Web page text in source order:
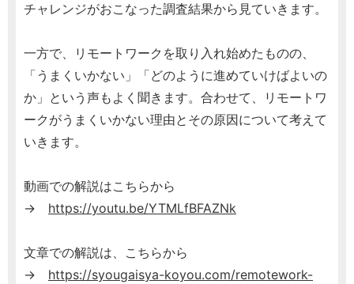
チャレンジがおこなった調査結果から見ていきます。
一方で、リモートワークを取り入れ始めたものの、
「うまくいかない」「どのように進めていけばよいの
か」という声もよく聞きます。合わせて、リモートワ
ークがうまくいかない理由とその原因について考えて
いきます。
動画での解説はこちらから
→ https://youtu.be/YTMLfBFAZNk
文章での解説は、こちらから
→ https://syougaisya-koyou.com/remotework-